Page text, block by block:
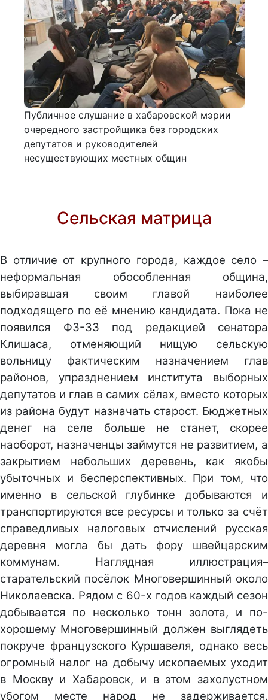
Публичное слушание в хабаровской мэрии
очередного застройщика без городских
депутатов и руководителей
несуществующих местных общин
Сельская матрица
В отличие от крупного города, каждое село –
неформальная обособленная община,
выбиравшая своим главой наиболее
подходящего по её мнению кандидата. Пока не
появился ФЗ-33 под редакцией сенатора
Клишаса, отменяющий нищую сельскую
вольницу фактическим назначением глав
районов, упразднением института выборных
депутатов и глав в самих сёлах, вместо которых
из района будут назначать старост. Бюджетных
денег на селе больше не станет, скорее
наоборот, назначенцы займутся не развитием, а
закрытием небольших деревень, как якобы
убыточных и бесперспективных. При том, что
именно в сельской глубинке добываются и
транспортируются все ресурсы и только за счёт
справедливых налоговых отчислений русская
деревня могла бы дать фору швейцарским
коммунам. Наглядная иллюстрация–
старательский посёлок Многовершинный около
Николаевска. Рядом с 60-х годов каждый сезон
добывается по несколько тонн золота, и по-
хорошему Многовершинный должен выглядеть
покруче французского Куршавеля, однако весь
огромный налог на добычу ископаемых уходит
в Москву и Хабаровск, и в этом захолустном
убогом месте народ не задерживается.